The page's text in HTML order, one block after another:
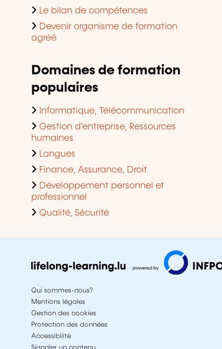
Le bilan de compétences
Devenir organisme de formation
agréé
Domaines de formation
populaires
Informatique, Télécommunication
Gestion d'entreprise, Ressources
humaines
Langues
Finance, Assurance, Droit
Développement personnel et
professionnel
Qualité, Sécurité
Qui sommes-nous?
Mentions légales
Gestion des cookies
Protection des données
Accessibilité
Signaler un contenu